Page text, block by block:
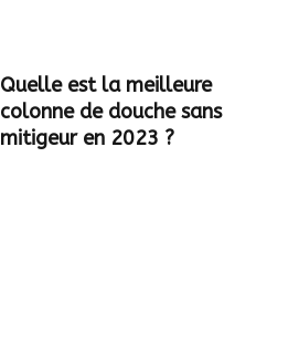
Quelle est la meilleure
colonne de douche sans
mitigeur en 2023 ?